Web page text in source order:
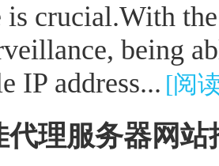
is crucial.With
being
IP address... [阅
代理服务器网